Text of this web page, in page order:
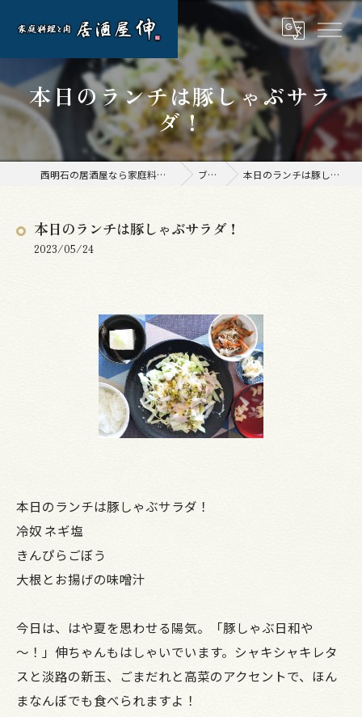
本日のランチは豚しゃぶサラ
ダ！
西明石の居酒屋なら家庭料理と肉 居酒屋 伸 ブログ 本日のランチは豚しゃぶサラダ！
本日のランチは豚しゃぶサラダ！
2023/05/24
本日のランチは豚しゃぶサラダ！
冷奴 ネギ塩
きんぴらごぼう
大根とお揚げの味噌汁
今日は、はや夏を思わせる陽気。「豚しゃぶ日和や
～！」伸ちゃんもはしゃいでいます。シャキシャキレタ
スと淡路の新玉、ごまだれと高菜のアクセントで、ほん
まなんぼでも食べられますよ！